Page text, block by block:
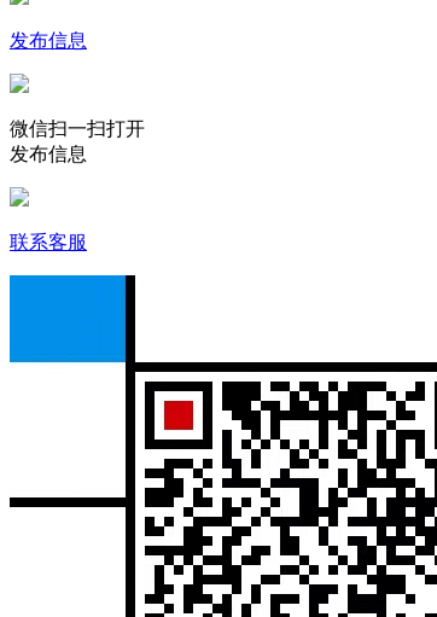
发布信息
微信扫一扫打开
发布信息
联系客服